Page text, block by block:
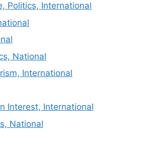
Politics, International
National
International
Interest, International
National